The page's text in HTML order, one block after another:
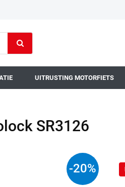
UITRUSTING MOTORFIETS
SR3126
-20%